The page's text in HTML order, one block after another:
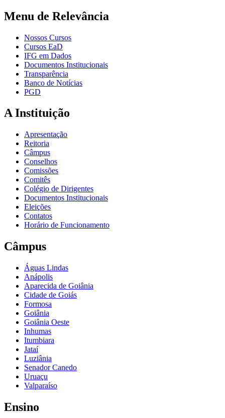
Menu de Relevância
Nossos Cursos
Cursos EaD
IFG em Dados
Documentos Institucionais
Transparência
Banco de Notícias
PGD
A Instituição
Apresentação
Reitoria
Câmpus
Conselhos
Comissões
Comitês
Colégio de Dirigentes
Documentos Institucionais
Eleições
Contatos
Horário de Funcionamento
Câmpus
Águas Lindas
Anápolis
Aparecida de Goiânia
Cidade de Goiás
Formosa
Goiânia
Goiânia Oeste
Inhumas
Itumbiara
Jataí
Luziânia
Senador Canedo
Uruaçu
Valparaíso
Ensino